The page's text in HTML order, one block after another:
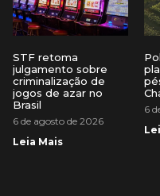
STF retoma
julgamento sobre
criminalização de
jogos de azar no
Brasil
6 de agosto de 2026
Leia Mais
6